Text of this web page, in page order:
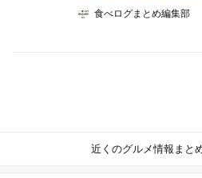
食べログまとめ編集部
近くのグルメ情報まと